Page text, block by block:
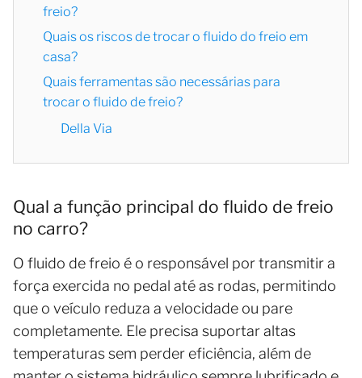
freio?
Quais os riscos de trocar o fluido do freio em
casa?
Quais ferramentas são necessárias para
trocar o fluido de freio?
Della Via
Qual a função principal do fluido de freio
no carro?
O fluido de freio é o responsável por transmitir a
força exercida no pedal até as rodas, permitindo
que o veículo reduza a velocidade ou pare
completamente. Ele precisa suportar altas
temperaturas sem perder eficiência, além de